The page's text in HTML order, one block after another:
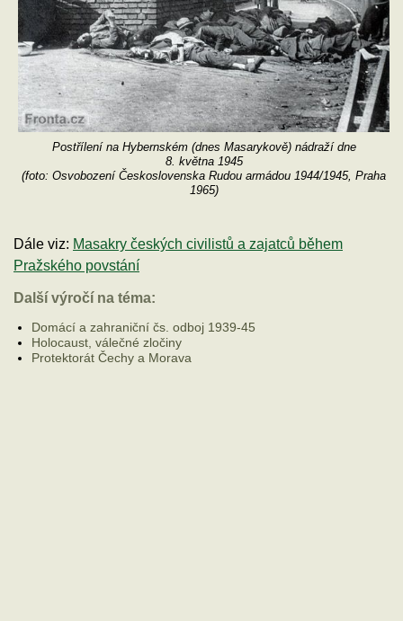
Postřílení na Hybernském (dnes Masarykově) nádraží dne
8. května 1945
(foto: Osvobození Československa Rudou armádou 1944/1945, Praha
1965)
Dále viz: Masakry českých civilistů a zajatců během
Pražského povstání
Další výročí na téma:
Domácí a zahraniční čs. odboj 1939-45
Holocaust, válečné zločiny
Protektorát Čechy a Morava